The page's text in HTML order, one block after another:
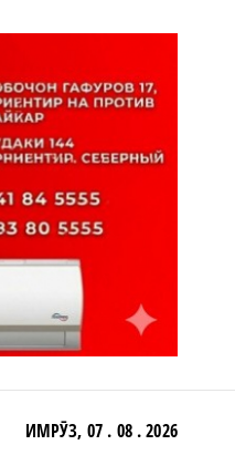
ИМРӮЗ, 07 . 08 . 2026